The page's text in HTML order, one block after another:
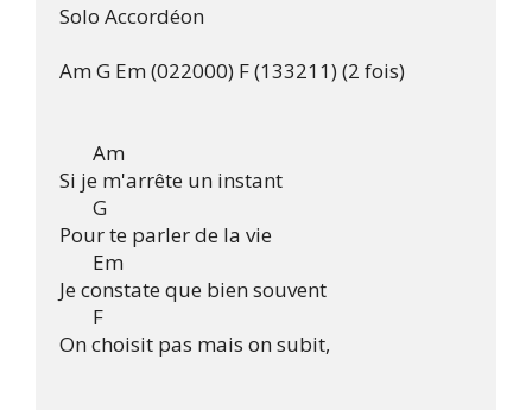
Solo Accordéon
Am G Em (022000) F (133211) (2 fois)
       Am
Si je m'arrête un instant
       G
Pour te parler de la vie
       Em
Je constate que bien souvent
       F
On choisit pas mais on subit,